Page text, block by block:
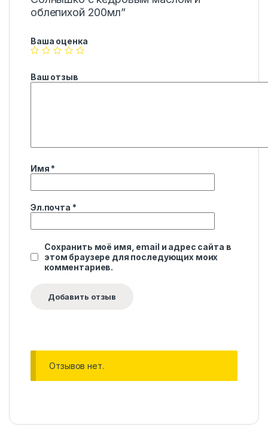
облепихой 200мл”
Ваша оценка
Ваш отзыв
Имя *
Эл.почта *
Сохранить моё имя, email и адрес сайта в
этом браузере для последующих моих
комментариев.
Отзывов нет.